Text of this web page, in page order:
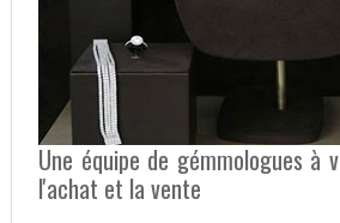
Une équipe de gémmologues à
l'achat et la vente